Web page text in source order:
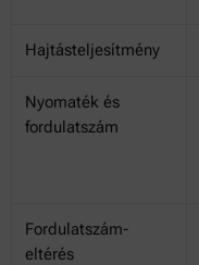
Hajtásteljesítmény
Nyomaték és
fordulatszám
Fordulatszám-
eltérés